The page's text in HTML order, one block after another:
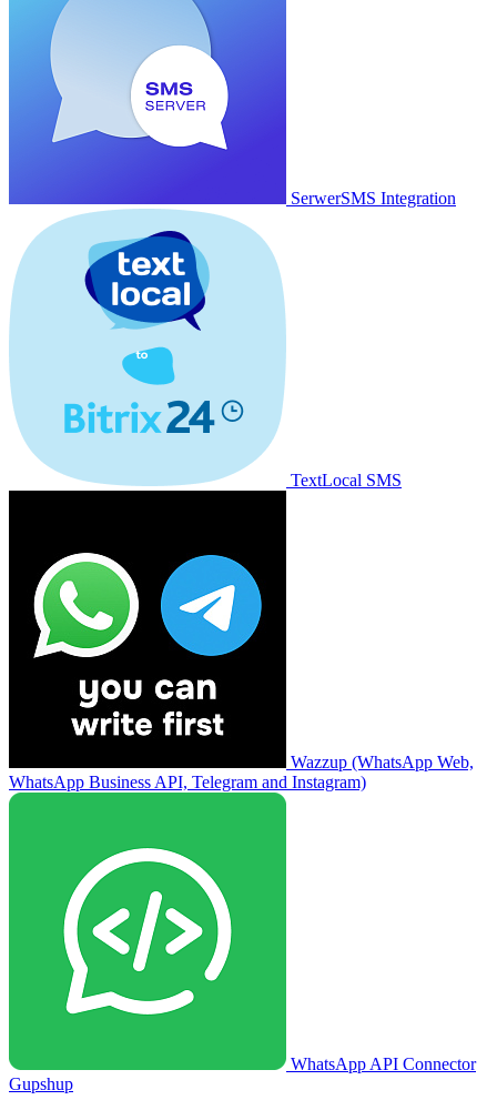
SerwerSMS Integration
TextLocal SMS
Wazzup (WhatsApp Web,
WhatsApp Business API, Telegram and Instagram)
WhatsApp API Connector
Gupshup